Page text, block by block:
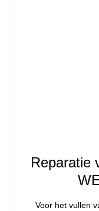
Reparatie
Voor het vullen